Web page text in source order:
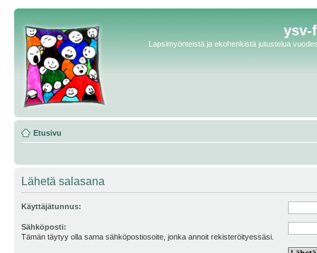
ysv-
Lapsimyönteistä ja ekohenkistä jutustelua
Etusivu
Lähetä salasana
Käyttäjätunnus:
Sähköposti:
Tämän täytyy olla sama sähköpostiosoite, jonka annoit rekisteröityessäsi.